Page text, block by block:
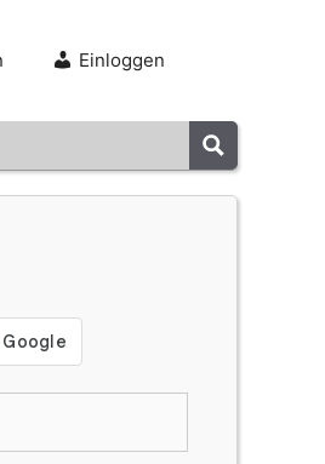
Einloggen